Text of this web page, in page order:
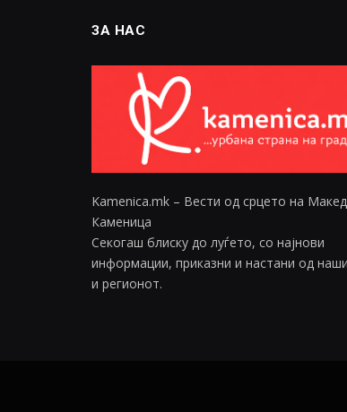
ЗА НАС
Kamenica.mk – Вести од срцето на
Каменица
Секогаш блиску до луѓето, со најнови
информации, приказни и настани од
и регионот.